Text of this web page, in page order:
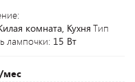
комната, Кухня Тип
лампочки: 15 Вт
/мес